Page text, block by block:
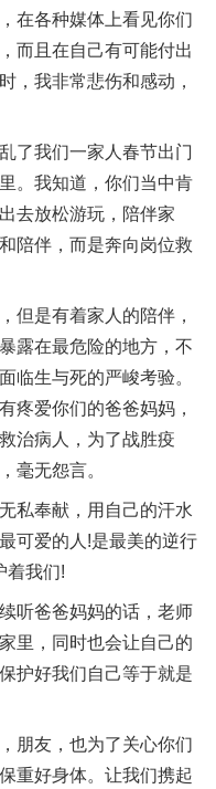
在各种媒体上看见你们
而且在自己有可能付出
，我非常悲伤和感动，
我们一家人春节出门
。我知道，你们当中肯
去放松游玩，陪伴家
陪伴，而是奔向岗位救
是有着家人的陪伴，
露在最危险的地方，不
临生与死的严峻考验。
疼爱你们的爸爸妈妈，
治病人，为了战胜疫
毫无怨言。
奉献，用自己的汗水
可爱的人!是最美的逆行
着我们!
爸爸妈妈的话，老师
里，同时也会让自己的
护好我们自己等于就是
友，也为了关心你们
重好身体。让我们携起